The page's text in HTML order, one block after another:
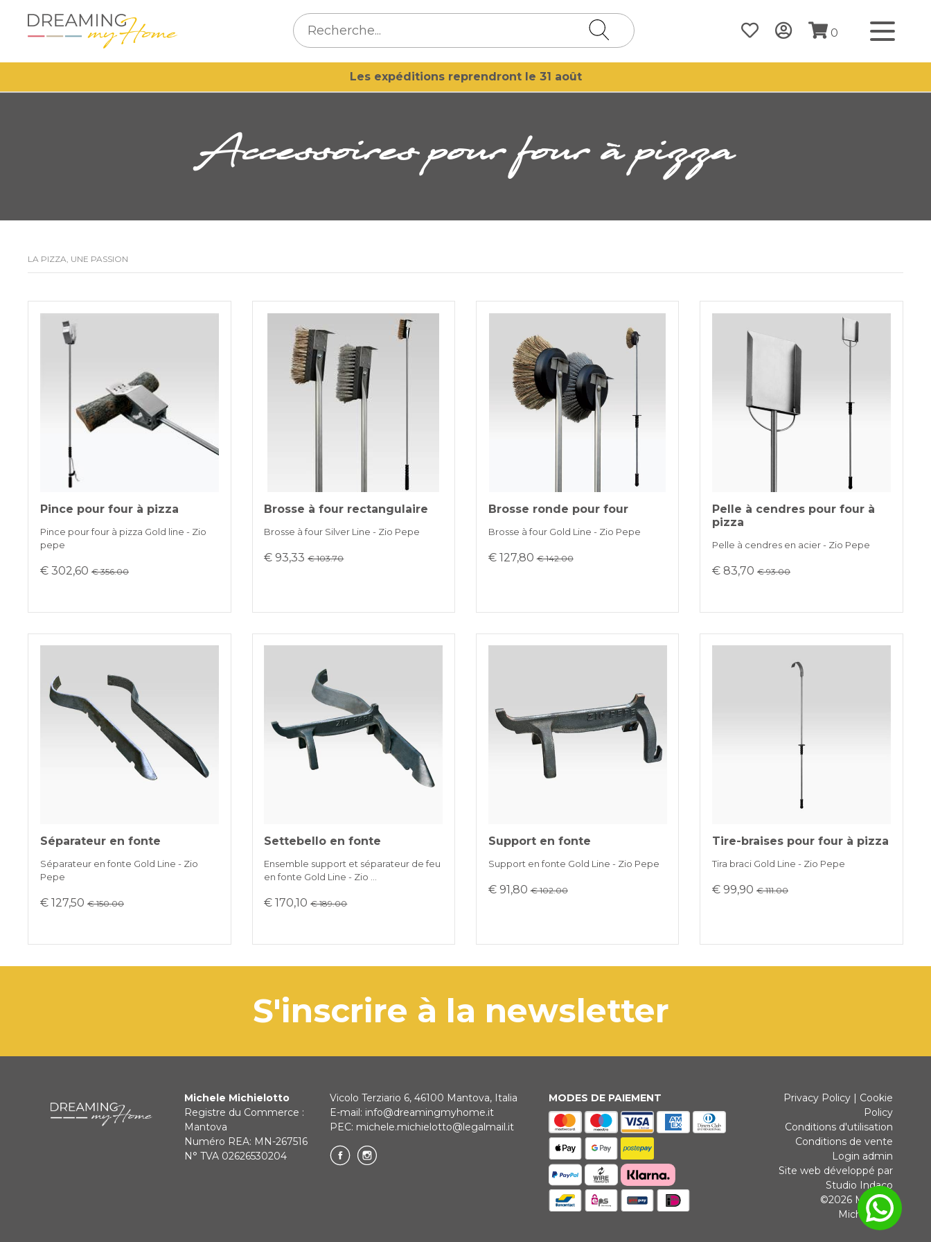
0
Les expéditions reprendront le 31 août
Accessoires pour four à pizza
LA PIZZA, UNE PASSION
Pince pour four à pizza
Pince pour four à pizza Gold line - Zio
pepe
€ 302,60€ 356.00
Brosse à four rectangulaire
Brosse à four Silver Line - Zio Pepe
€ 93,33€ 103.70
Brosse ronde pour four
Brosse à four Gold Line - Zio Pepe
€ 127,80€ 142.00
Pelle à cendres pour four à
pizza
Pelle à cendres en acier - Zio Pepe
€ 83,70€ 93.00
Séparateur en fonte
Séparateur en fonte Gold Line - Zio
Pepe
€ 127,50€ 150.00
Settebello en fonte
Ensemble support et séparateur de feu
en fonte Gold Line - Zio …
€ 170,10€ 189.00
Support en fonte
Support en fonte Gold Line - Zio Pepe
€ 91,80€ 102.00
Tire-braises pour four à pizza
Tira braci Gold Line - Zio Pepe
€ 99,90€ 111.00
s'inscrire à la newsletter
Michele Michielotto
Registre du Commerce :
Mantova
Numéro REA: MN-267516
N° TVA 02626530204
Vicolo Terziario 6, 46100 Mantova, Italia
E-mail: info@dreamingmyhome.it
PEC: michele.michielotto@legalmail.it
MODES DE PAIEMENT Privacy Policy| Cookie
Policy
Conditions d'utilisation
Conditions de vente
Login admin
Site web développé par
Studio Indaco
©2026 Michele
Michielotto